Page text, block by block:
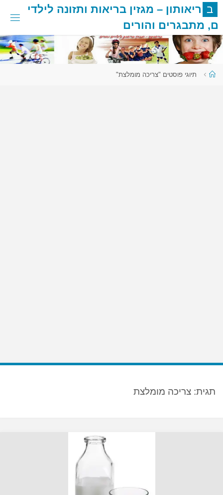
דלגו
לתוכן
ב ריאותון – מגזין בריאות ותזונה לילדי
ם, מתבגרים והורים
עמוד תיוגי פוסטים "צריכה מומלצת"
תגית: צריכה מומלצת